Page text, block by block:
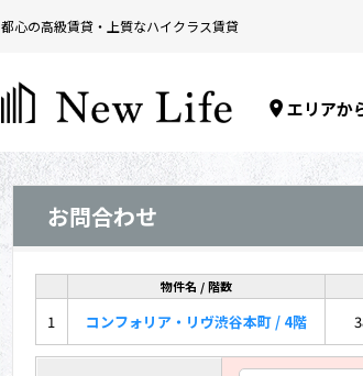
都心の高級賃貸・上質なハイクラス賃貸
エリアか
お問合わせ
物件名 / 階数
1 コンフォリア・リヴ渋谷本町 / 4階